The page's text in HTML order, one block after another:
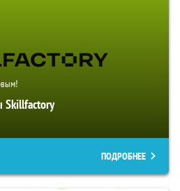
Skillfactory
ПОДРОБНЕЕ